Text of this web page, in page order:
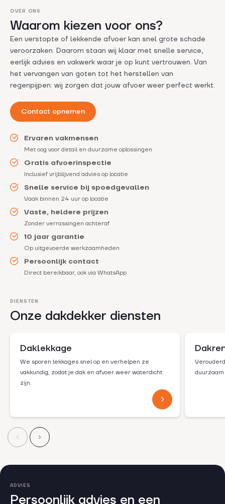
OVER ONS
Waarom kiezen voor ons?
Een verstopte of lekkende afvoer kan snel grote schade
veroorzaken. Daarom staan wij klaar met snelle service,
eerlijk advies en vakwerk waar je op kunt vertrouwen. Van
het vervangen van goten tot het herstellen van
regenpijpen: wij zorgen dat jouw afvoer weer perfect werkt.
Contact opnemen
Ervaren vakmensen
Met oog voor detail en duurzame oplossingen
Gratis afvoerinspectie
Inclusief vrijblijvend advies op locatie
Snelle service bij spoedgevallen
Vaak binnen 24 uur op locatie
Vaste, heldere prijzen
Zonder verrassingen achteraf
10 jaar garantie
Op uitgevoerde werkzaamheden
Persoonlijk contact
Direct bereikbaar, ook via WhatsApp
DIENSTEN
Onze dakdekker diensten
Daklekkage
We sporen lekkages snel op en verhelpen ze
vakkundig, zodat je dak en afvoer weer waterdicht
zijn.
ADVIES
Persoonlijk advies en een